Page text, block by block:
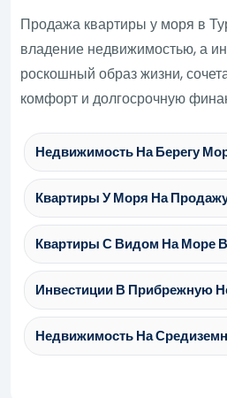
Продажа квартиры у моря в
владение недвижимостью, а
роскошный образ жизни,
комфорт и долгосрочную
Недвижимость На Берегу
Квартиры У Моря На
Квартиры С Видом На Море
Инвестиции В Прибрежную
Недвижимость На